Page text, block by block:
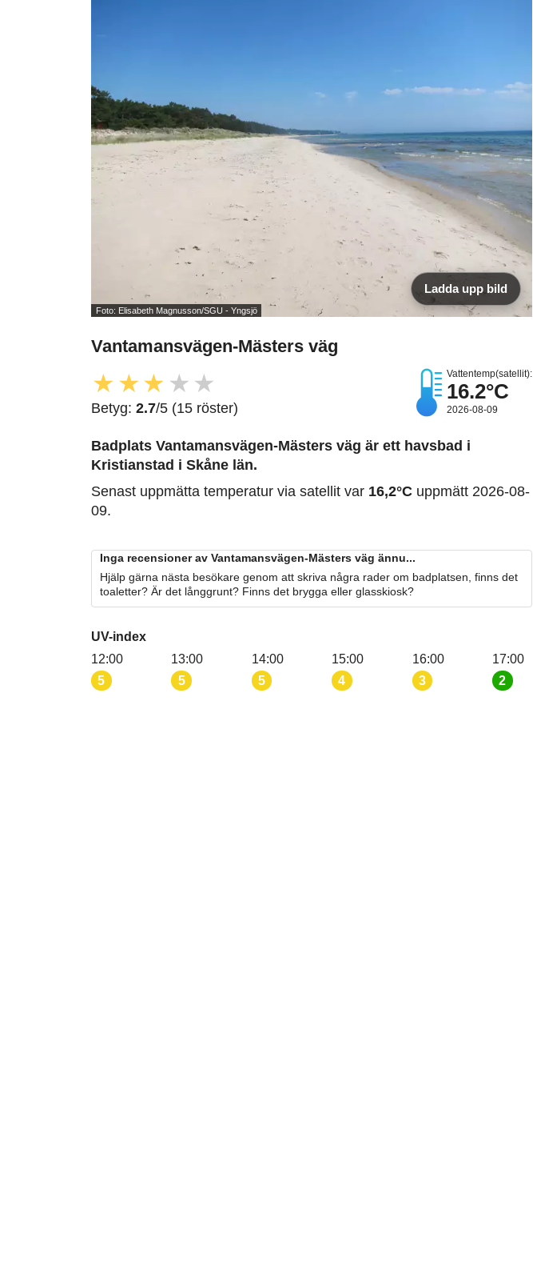
Foto: Elisabeth Magnusson/SGU - Yngsjö
Ladda upp bild
Vantamansvägen-Mästers väg
★ ★★ ★ ★
Betyg: 2.7/5 (15 röster)
Vattentemp(satellit):
16.2°C
2026-08-09
Badplats Vantamansvägen-Mästers väg är ett havsbad i
Kristianstad i Skåne län.
Senast uppmätta temperatur via satellit var 16,2°C uppmätt 2026-08-
09.
Inga recensioner av Vantamansvägen-Mästers väg ännu...
Hjälp gärna nästa besökare genom att skriva några rader om badplatsen, finns det
toaletter? Är det långgrunt? Finns det brygga eller glasskiosk?
UV-index
12:00
5
13:00
5
14:00
5
15:00
4
16:00
3
17:00
2